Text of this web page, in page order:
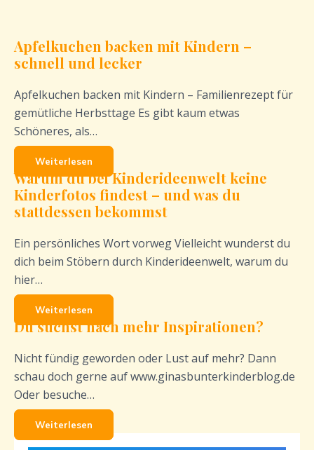
Apfelkuchen backen mit Kindern –
schnell und lecker
Apfelkuchen backen mit Kindern – Familienrezept für
gemütliche Herbsttage Es gibt kaum etwas
Schöneres, als…
Weiterlesen
Warum du bei Kinderideenwelt keine
Kinderfotos findest – und was du
stattdessen bekommst
Ein persönliches Wort vorweg Vielleicht wunderst du
dich beim Stöbern durch Kinderideenwelt, warum du
hier…
Weiterlesen
Du suchst nach mehr Inspirationen?
Nicht fündig geworden oder Lust auf mehr? Dann
schau doch gerne auf www.ginasbunterkinderblog.de
Oder besuche…
Weiterlesen